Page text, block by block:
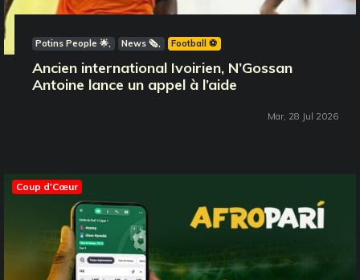
Potins People 🌟 News 🗞️ Football ⚽️
Ancien international Ivoirien, N’Gossan
Antoine lance un appel à l’aide
Mar, 28 Jul 2026
Coup d'Cœur